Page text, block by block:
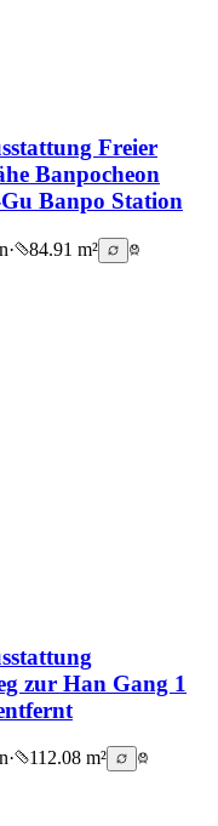
Freier
Banpocheon
Banpo Station
·
84.91 m²
zur Han Gang 1
·
112.08 m²